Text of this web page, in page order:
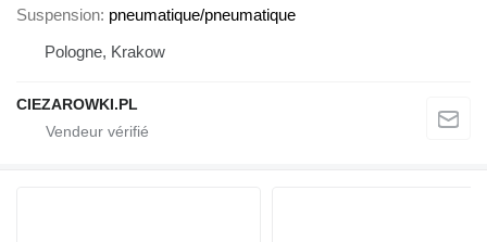
Suspension pneumatique/pneumatique
Pologne, Krakow
CIEZAROWKI.PL